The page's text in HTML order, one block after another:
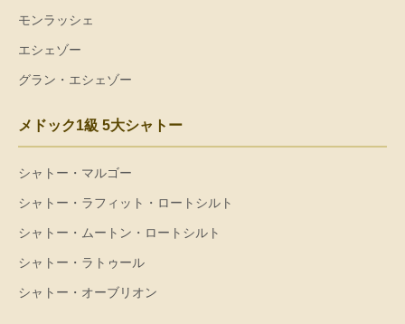
モンラッシェ
エシェゾー
グラン・エシェゾー
メドック1級 5大シャトー
シャトー・マルゴー
シャトー・ラフィット・ロートシルト
シャトー・ムートン・ロートシルト
シャトー・ラトゥール
シャトー・オーブリオン